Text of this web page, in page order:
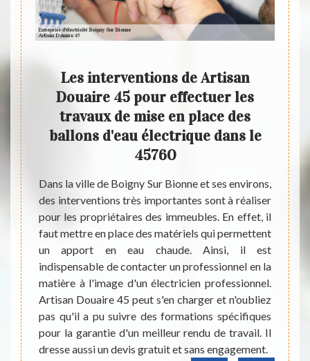
les
de
cas
une
la
Les interventions de Artisan
Douaire 45 pour effectuer les
travaux de mise en place des
ballons d'eau électrique dans le
45760
Dans la ville de Boigny Sur Bionne et ses environs,
des interventions très importantes sont à réaliser
pour les propriétaires des immeubles. En effet, il
faut mettre en place des matériels qui permettent
un apport en eau chaude. Ainsi, il est
indispensable de contacter un professionnel en la
matière à l'image d'un électricien professionnel.
Artisan Douaire 45 peut s'en charger et n'oubliez
pas qu'il a pu suivre des formations spécifiques
pour la garantie d'un meilleur rendu de travail. Il
dresse aussi un devis gratuit et sans engagement.
Les
sont
qui
peut
tous.
et